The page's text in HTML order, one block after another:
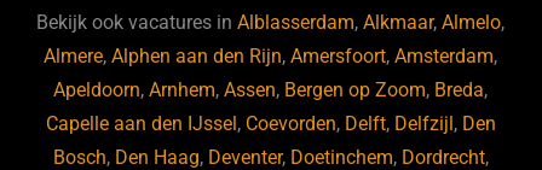
b
o
o
k
ky dI
n
Bekijk ook vacatures inAlblasserdam,Alkmaar,Almelo,
Almere,Alphen aan den Rijn,Amersfoort,Amsterdam,
Apeldoorn,Arnhem,Assen, Bergen op Zoom, Breda,
Capelle aan den IJssel, Coevorden, Delft, Delfzijl, Den
Bosch, Den Haag, Deventer, Doetinchem, Dordrecht,